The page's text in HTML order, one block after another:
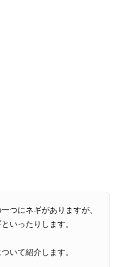
つにネギがありますが、
いったりします。
いて紹介します。